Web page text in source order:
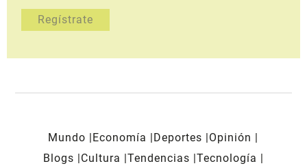
Mundo Economía Deportes
Opinión
Blogs
Cultura Tendencias Tecnología